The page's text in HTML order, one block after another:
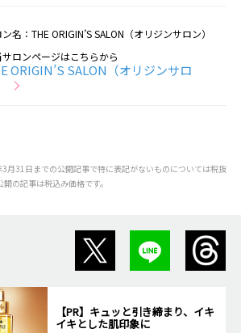
名：THE ORIGIN’S SALON（オリジンサロン）
ロンページはこちらから
ORIGIN’S SALON（オリジンサロ
月31日までの公開記事で特に表記がないものについては税抜
の記事は税込み価格です。
【PR】キュッと引き締まり、イキ
イキとした肌印象に